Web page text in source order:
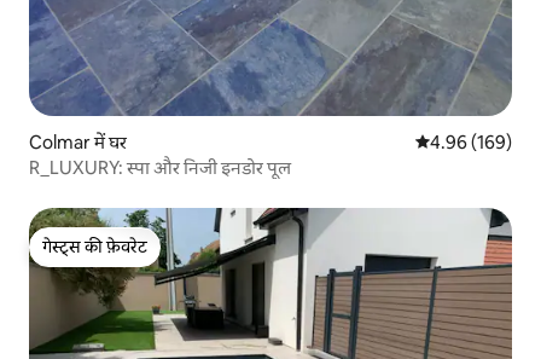
Colmar में घर औसत रेटिंग 5 में से
4.96 (169)
R_LUXURY: स्पा और निजी इनडोर पूल
गेस्ट्स की फ़ेवरेट
गेस्ट्स की फ़ेवरेट